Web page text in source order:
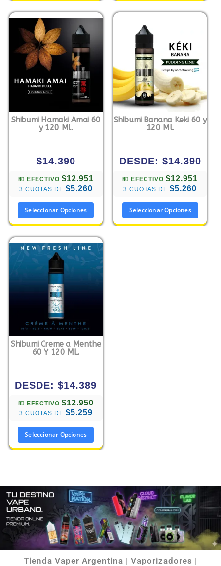
Shibumi Hamaki Amai 60
y 120 Ml.
$14.390
💵 EFECTIVO $12.951
3 CUOTAS DE $5.260
Seleccionar Opciones
Shibumi Banana Keki 60 y
120 Ml.
DESDE: $14.390
💵 EFECTIVO$12.951
3 CUOTAS DE$5.260
Seleccionar Opciones
Shibumi Creme a Menthe
60 Y 120 ML.
DESDE:$14.389
💵 EFECTIVO $12.950
3 CUOTAS DE $5.259
Seleccionar Opciones
Tienda Vaper Argentina | Vaporizadores |